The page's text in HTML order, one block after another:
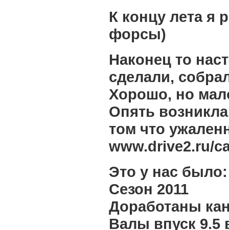
К концу лета я
форсы)
Наконец то
сделали,
Хорошо, но
Опять
том что
www.drive2.ru/
Это у нас было:
Сезон 2011
Доработаны
Валы впуск 9.5